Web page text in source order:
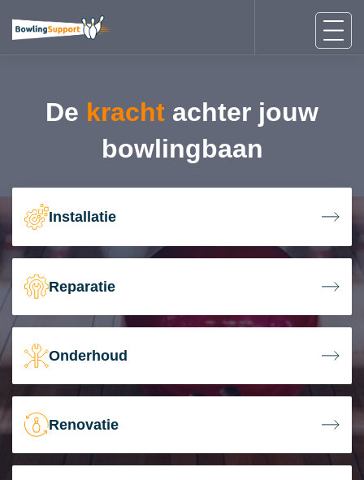
De kracht achter jouw
bowlingbaan
Installatie
Reparatie
Onderhoud
Renovatie